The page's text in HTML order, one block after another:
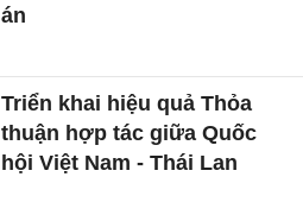
án
Triển khai hiệu quả Thỏa
thuận hợp tác giữa Quốc
hội Việt Nam - Thái Lan